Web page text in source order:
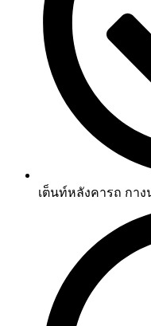
เต็นท์หลังคารถ กาง